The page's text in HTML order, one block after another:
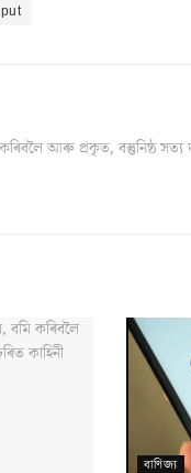
আৰু প্ৰকৃত, বস্তুনিষ্ঠ
বাণিজ্য